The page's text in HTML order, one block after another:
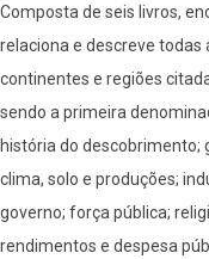
;
na
Asia
occidental
;
na
China,
Composta de seis livros,
relaciona e descreve todas
continentes e regiões
sendo a primeira
história do descobrimento;
clima, solo e produções;
governo; força pública;
rendimentos e despesa